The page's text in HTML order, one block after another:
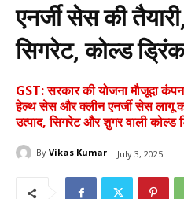
एनर्जी सेस की
सिगरेट, कोल्ड
GST: सरकार की योजना मौजूदा
हेल्थ सेस और क्लीन एनर्जी सेस लागू
उत्पाद, सिगरेट और शुगर वाली कोल्ड
By Vikas Kumar July 3, 2025